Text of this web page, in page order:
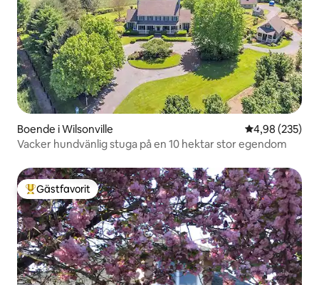
Boende i Wilsonville 4,98 av 5 i
4,98 (235)
Vacker hundvänlig stuga på en 10 hektar stor egendom
Populär gästfavorit
Gästfavorit